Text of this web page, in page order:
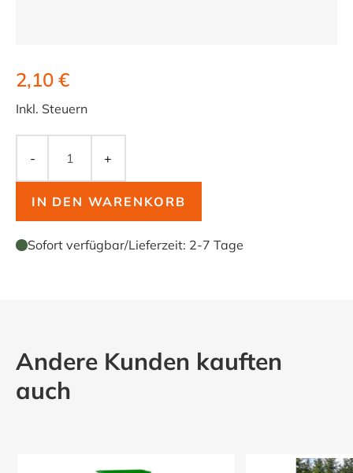
2,10 €
Inkl. Steuern
- +
IN DEN WARENKORB
Sofort verfügbar/Lieferzeit: 2-7 Tage
Andere Kunden kauften
auch